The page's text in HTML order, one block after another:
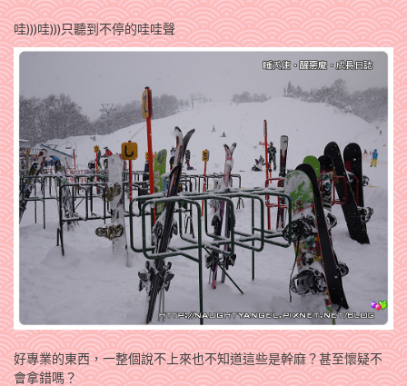
哇)))哇)))只聽到不停的哇哇聲
好專業的東西，一整個說不上來也不知道這些是幹麻？甚至懷疑不
會拿錯嗎？